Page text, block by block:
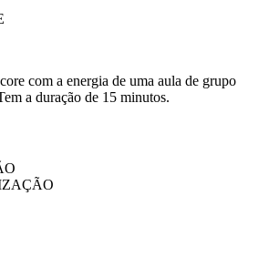
com a energia de uma aula de grupo
a duração de 15 minutos.